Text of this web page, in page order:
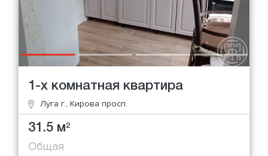
1-х комнатная квартира
Луга г., Кирова просп.
31.5 м2
Общая